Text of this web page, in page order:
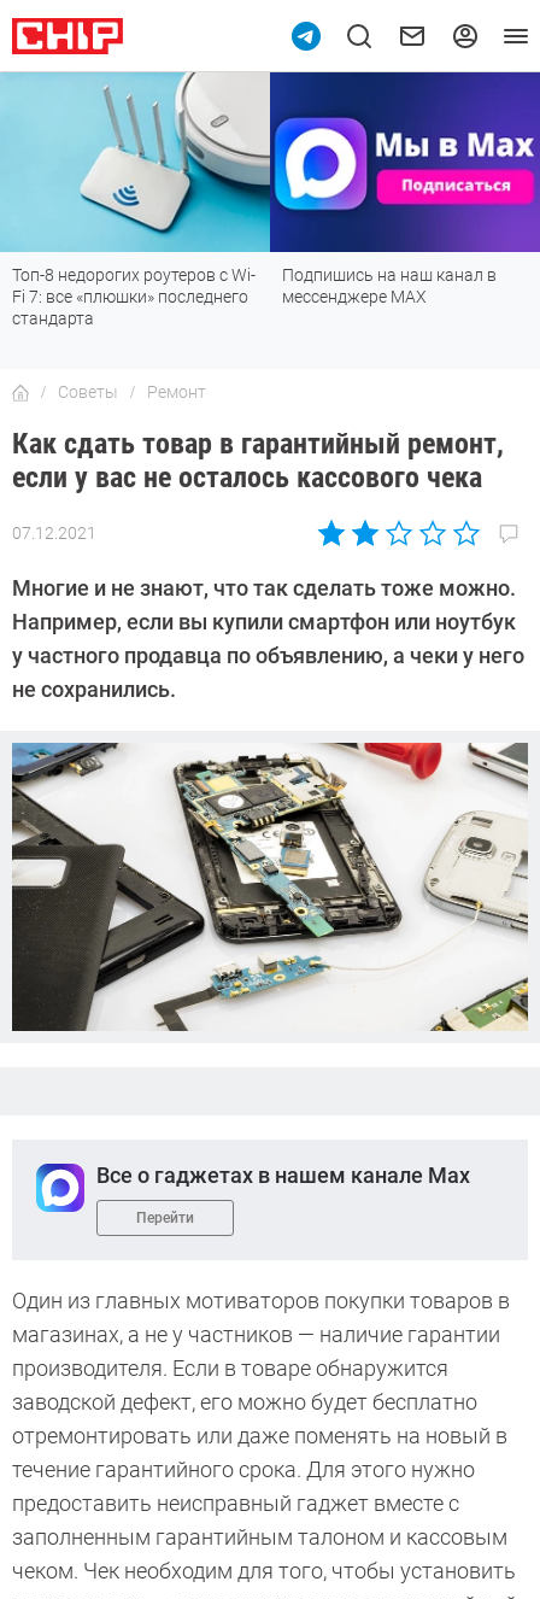
Топ-8 недорогих роутеров с Wi-
Fi 7: все «плюшки» последнего
стандарта
Подпишись на наш канал в
мессенджере МАХ
Советы Ремонт
Как сдать товар в гарантийный ремонт,
если у вас не осталось кассового чека
07.12.2021
Автор:
Воробьев
Многие и не знают, что так сделать тоже можно.
Например, если вы купили смартфон или ноутбук
у частного продавца по объявлению, а чеки у него
не сохранились.
Все о гаджетах в нашем канале Max
Перейти
Один из главных мотиваторов покупки товаров в
магазинах, а не у частников — наличие гарантии
производителя. Если в товаре обнаружится
заводской дефект, его можно будет бесплатно
отремонтировать или даже поменять на новый в
течение гарантийного срока. Для этого нужно
предоставить неисправный гаджет вместе с
заполненным гарантийным талоном и кассовым
чеком. Чек необходим для того, чтобы установить